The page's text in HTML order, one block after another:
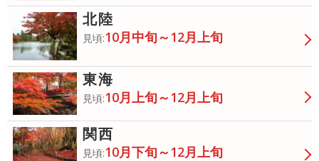
北陸
見頃:10月中旬～12月上旬
東海
見頃:10月上旬～12月上旬
関西
見頃:10月下旬～12月上旬